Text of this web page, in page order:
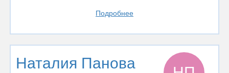
Подробнее
Наталия Панова